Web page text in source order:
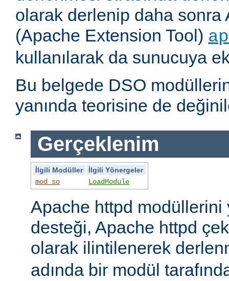
olarak derlenip daha sonra
(Apache Extension Tool)
kullanılarak da sunucuya
Bu belgede DSO
yanında teorisine de
Gerçeklenim
İlgili Modüller
İlgili Yönergeler
mod_so
LoadModule
Apache httpd
desteği, Apache httpd
olarak ilintilenerek
adında bir modül